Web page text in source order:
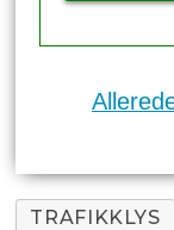
TRAFIKKLYS